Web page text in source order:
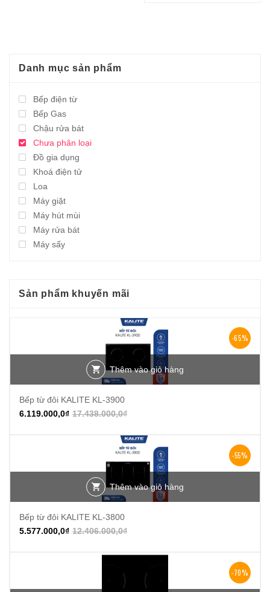
Danh mục sản phẩm
Bếp điện từ
Bếp Gas
Chậu rửa bát
Chưa phân loại
Đồ gia dụng
Khoá điện tử
Loa
Máy giặt
Máy hút mùi
Máy rửa bát
Máy sấy
Sản phẩm khuyến mãi
-65%
Thêm vào giỏ hàng
Bếp từ đôi KALITE KL-3900
17.438.000,0₫
6.119.000,0₫
-55%
Thêm vào giỏ hàng
Bếp từ đôi KALITE KL-3800
12.406.000,0₫
5.577.000,0₫
-70%